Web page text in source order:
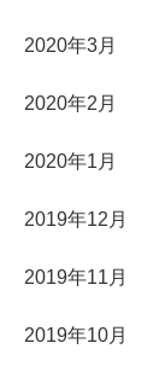
2020年3月
2020年2月
2020年1月
2019年12月
2019年11月
2019年10月